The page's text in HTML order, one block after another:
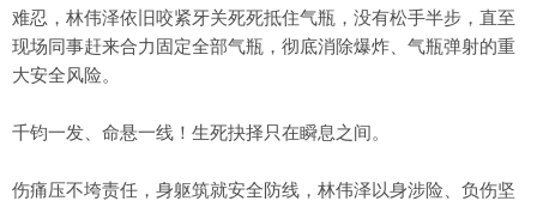
难忍，林伟泽依旧咬紧牙关死死抵住气瓶，没有松手半步，直至
现场同事赶来合力固定全部气瓶，彻底消除爆炸、气瓶弹射的重
大安全风险。
千钧一发、命悬一线！生死抉择只在瞬息之间。
伤痛压不垮责任，身躯筑就安全防线，林伟泽以身涉险、负伤坚